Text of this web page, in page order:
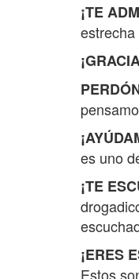
¡TE
es uno
¡TE
¡ERES
Estos